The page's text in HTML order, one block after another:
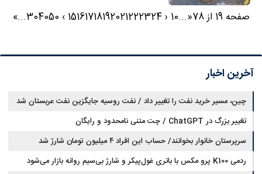
صفحه 19 از 78 «
...
10
‹
15161718192021222324
›
304050
...
»
آخرین اخبار
چین، مسیر خرید نفت را تغییر داد / نفت روسیه جایگزین نفت عربستان شد
تغییر بزرگ در ChatGPT / چت متنی نامحدود و رایگان
سرپرستان خانوار بخوانند/ حساب این افراد ۴ میلیون تومان شارژ شد
ردمی K100 پرو مکس با باتری غول‌پیکر و شارژ بی‌سیم روانه بازار می‌شود